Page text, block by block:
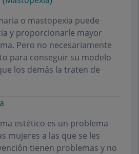
o mastopexia puede
y proporcionarle mayor
Pero no necesariamente
para conseguir su modelo
los demás la traten de
estético es un problema
mujeres a las que se les
tienen problemas y no